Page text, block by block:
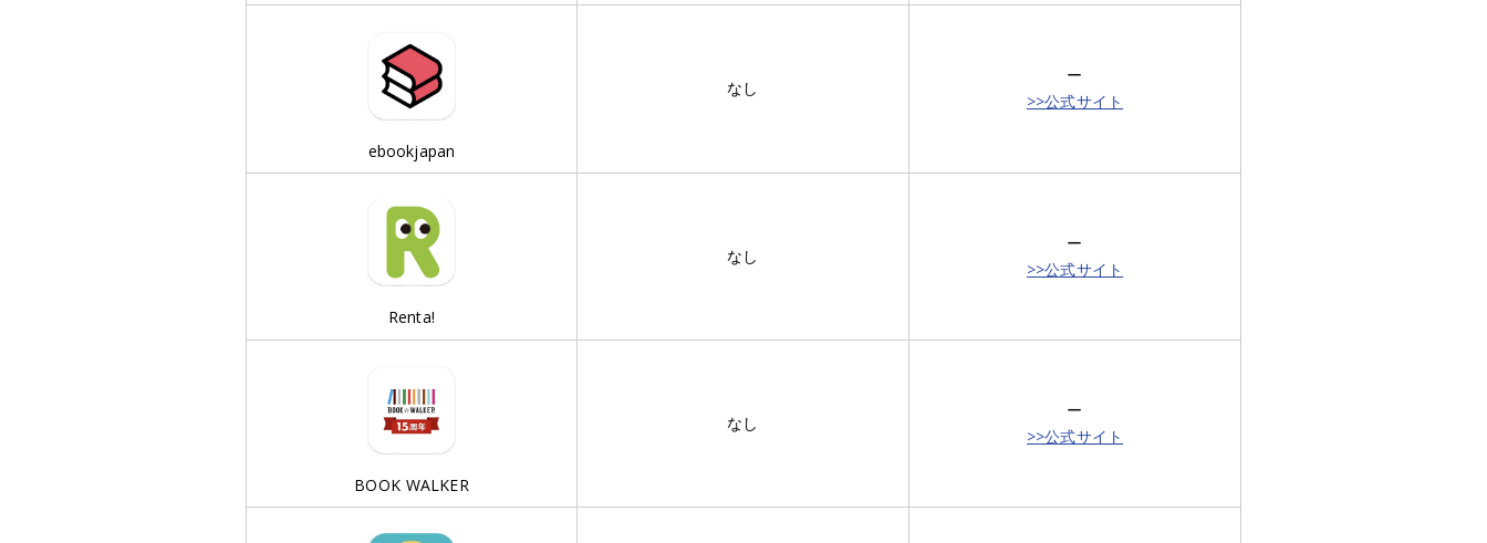
ebookjapan
なし
ー
>>公式サイト
Renta!
なし
ー
>>公式サイト
BOOK WALKER
なし
ー
>>公式サイト